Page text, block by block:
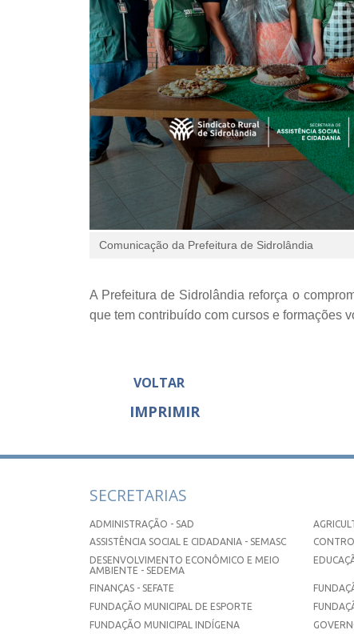
Comunicação da Prefeitura de Sidrolândia
A Prefeitura de Sidrolândia reforça o
que tem contribuído com cursos e formações
VOLTAR
IMPRIMIR
SECRETARIAS
ADMINISTRAÇÃO - SAD
ASSISTÊNCIA SOCIAL E CIDADANIA - SEMASC
DESENVOLVIMENTO ECONÔMICO E MEIO
AMBIENTE - SEDEMA
FINANÇAS - SEFATE
FUNDAÇÃO MUNICIPAL DE ESPORTE
FUNDAÇÃO MUNICIPAL INDÍGENA